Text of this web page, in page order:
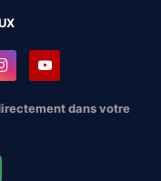
dans votre